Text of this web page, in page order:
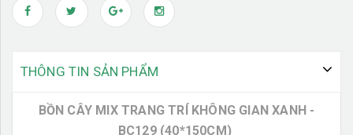
THÔNG TIN SẢN PHẨM
BỒN CÂY MIX TRANG TRÍ KHÔNG GIAN XANH -
BC129 (40*150CM)